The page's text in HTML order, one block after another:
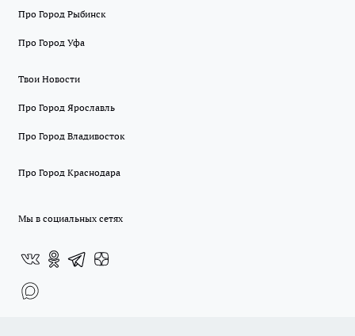
Про Город Рыбинск
Про Город Уфа
Твои Новости
Про Город Ярославль
Про Город Владивосток
Про Город Краснодара
Мы в социальных сетях